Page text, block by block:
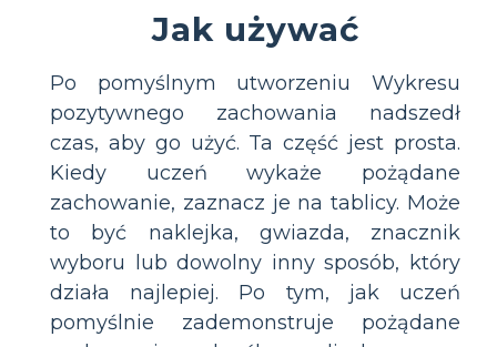
Jak używać
Po pomyślnym utworzeniu Wykresu
pozytywnego zachowania nadszedł
czas, aby go użyć. Ta część jest prosta.
Kiedy uczeń wykaże pożądane
zachowanie, zaznacz je na tablicy. Może
to być naklejka, gwiazda, znacznik
wyboru lub dowolny inny sposób, który
działa najlepiej. Po tym, jak uczeń
pomyślnie zademonstruje pożądane